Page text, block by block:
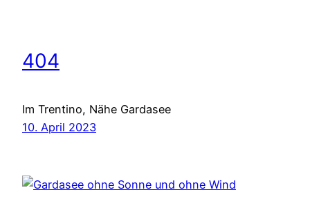
404
Im Trentino, Nähe Gardasee
10. April 2023